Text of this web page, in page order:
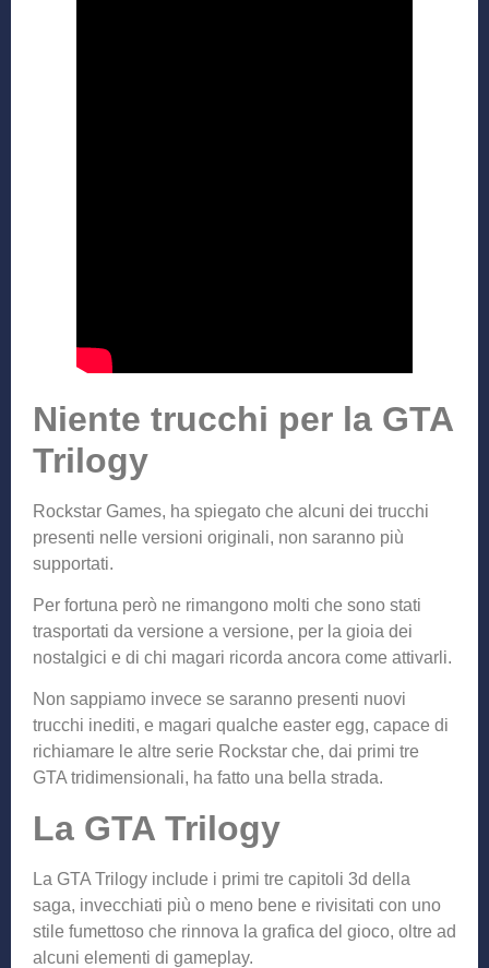
Niente trucchi per la GTA
Trilogy
Rockstar Games, ha spiegato che alcuni dei trucchi
presenti nelle versioni originali, non saranno più
supportati.
Per fortuna però ne rimangono molti che sono stati
trasportati da versione a versione, per la gioia dei
nostalgici e di chi magari ricorda ancora come attivarli.
Non sappiamo invece se saranno presenti nuovi
trucchi inediti, e magari qualche easter egg, capace di
richiamare le altre serie Rockstar che, dai primi tre
GTA tridimensionali, ha fatto una bella strada.
La GTA Trilogy
La GTA Trilogy include i primi tre capitoli 3d della
saga, invecchiati più o meno bene e rivisitati con uno
stile fumettoso che rinnova la grafica del gioco, oltre ad
alcuni elementi di gameplay.